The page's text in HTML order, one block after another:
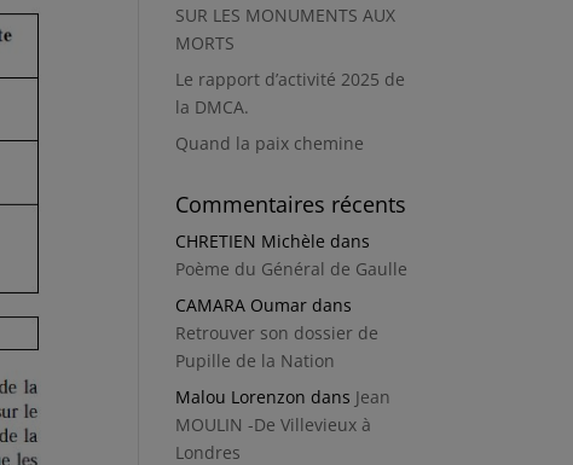
SUR LES MONUMENTS AUX
MORTS
Le rapport d’activité 2025 de
la DMCA.
Quand la paix chemine
Commentaires récents
CHRETIEN Michèle dans
Poème du Général de Gaulle
CAMARA Oumar dans
Retrouver son dossier de
Pupille de la Nation
Malou Lorenzon dans Jean
MOULIN -De Villevieux à
Londres